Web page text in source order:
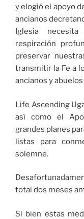
y elogió el apoyo
ancianos
Iglesia
respiración
preservar
transmitir la Fe a
ancianos y
Life Ascending
así como el
grandes planes
listas para
solemne.
total dos meses
Si bien estas